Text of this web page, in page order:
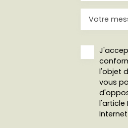
Votre
l'objet
vous
l'article